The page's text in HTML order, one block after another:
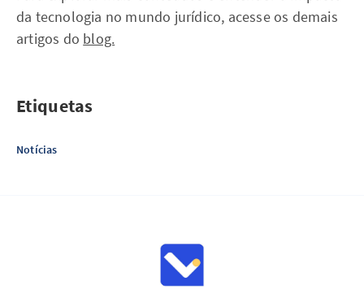
da tecnologia no mundo jurídico, acesse os demais
artigos do blog.
Etiquetas
Notícias